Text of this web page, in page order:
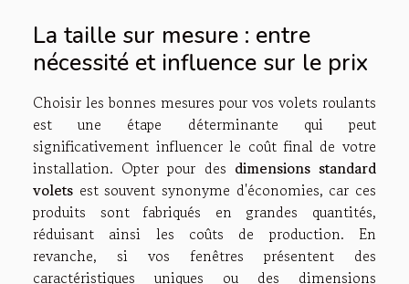
La taille sur mesure : entre
nécessité et influence sur le prix
Choisir les bonnes mesures pour vos volets roulants
est une étape déterminante qui peut
significativement influencer le coût final de votre
installation. Opter pour des dimensions standard
volets est souvent synonyme d'économies, car ces
produits sont fabriqués en grandes quantités,
réduisant ainsi les coûts de production. En
revanche, si vos fenêtres présentent des
caractéristiques uniques ou des dimensions